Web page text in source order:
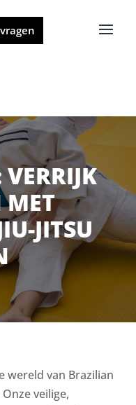
MET
JITSU
wereld van Brazilian
Onze veilige,